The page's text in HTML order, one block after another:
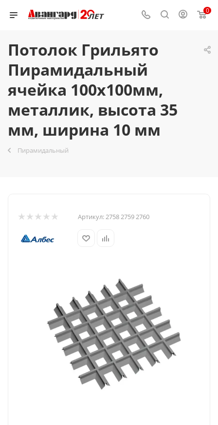
0
Потолок Грильято
Пирамидальный
ячейка 100х100мм,
металлик, высота 35
мм, ширина 10 мм
Пирамидальный
Артикул:2758 2759 2760